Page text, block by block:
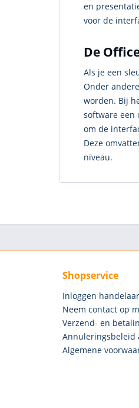
en
voor de
De
Als je een
Onder
worden. Bij
software een
om de
Deze
niveau.
Shopservice
Inloggen handelaar
Neem contact op
Verzend- en
Annuleringsbeleid
Algemene